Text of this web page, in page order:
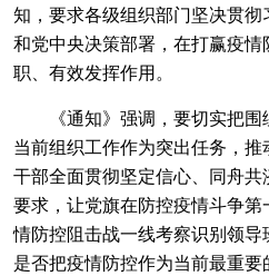
知，要求各级组织部门坚决贯
和党中央决策部署，在打赢疫
职、有效发挥作用。
《通知》强调，要切实把围
当前组织工作作为突出任务，推
干部全面贯彻坚定信心、同舟
要求，让党旗在防控疫情斗争
情防控阻击战一线考察识别领
是否把疫情防控作为当前最重